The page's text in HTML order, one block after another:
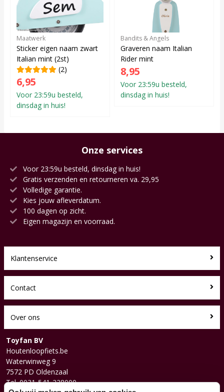
Maatwerk
Sticker eigen naam zwart
Italian mint (2st)
(2)
6,95
Voor 23:59u besteld,
dinsdag in huis!
Bandits & Angels
Graveren naam Italian
Rider mint
8,95
Voor 23:59u besteld,
dinsdag in huis!
Onze services
Voor 23:59u besteld, dinsdag in huis!
Gratis verzenden en retourneren va. 29,95
Volledige garantie.
Kies jouw afleverdatum.
100 dagen op zicht.
Eigen magazijn en voorraad.
Klantenservice
Contact
Over ons
Toyfan BV
Houtenloopfiets.be
Waterwinweg 9
7572 PD Oldenzaal
Tel. 0031-541-228000